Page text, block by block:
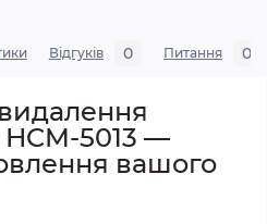
Відгуків 0 Питання 0
5013 —
вашого